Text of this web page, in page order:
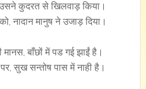
उसने कुदरत से खिलवाड़ किया।
नादान मानुष ने उजाड़ दिया।
मानस, बाँछों में पड गई झाईं है।
सुख सन्तोष पास में नाही है।